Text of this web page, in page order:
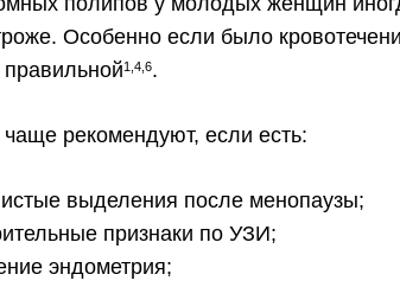
Особенно если было
правильной1,4,6.
рекомендуют, если есть:
выделения после менопаузы;
признаки по УЗИ;
эндометрия;